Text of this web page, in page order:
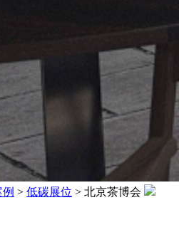
> 低碳展位 > 北京茶博会